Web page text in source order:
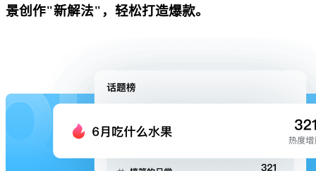
景创作"新解法"，轻松打造爆款。